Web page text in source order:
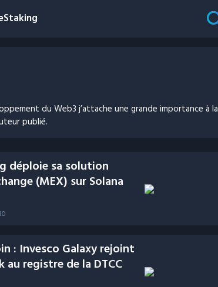
Staking
du Web3 j’attache une grande importance à la
publié.
déploie sa solution
(MEX) sur Solana
: Invesco Galaxy rejoint
au registre de la DTCC